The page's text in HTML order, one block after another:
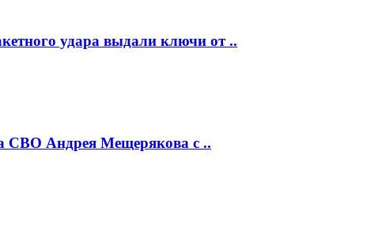
удара выдали ключи от ..
СВО Андрея Мещерякова с ..